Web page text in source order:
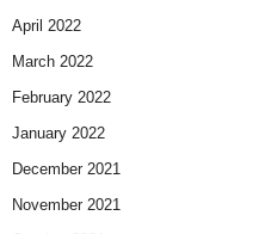
April 2022
March 2022
February 2022
January 2022
December 2021
November 2021